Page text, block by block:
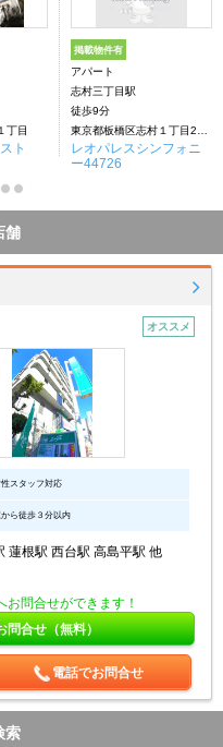
丁目
ト
掲載物件有
アパート
志村三丁目駅
徒歩9分
レオパレスシンフォニ
ー44726
舗
オススメ
性スタッフ対応
から徒歩３分以内
蓮根駅 西台駅 高島平駅 他
お問合せができます！
問合せ（無料）
電話でお問合せ
索